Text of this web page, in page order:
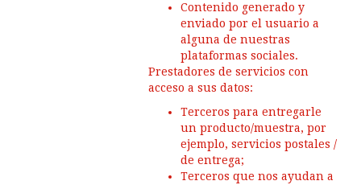
Contenido generado y
enviado por el usuario a
alguna de nuestras
plataformas sociales.
Prestadores de servicios con
acceso a sus datos:
Terceros para entregarle
un producto/muestra, por
ejemplo, servicios postales /
de entrega;
Terceros que nos ayudan a